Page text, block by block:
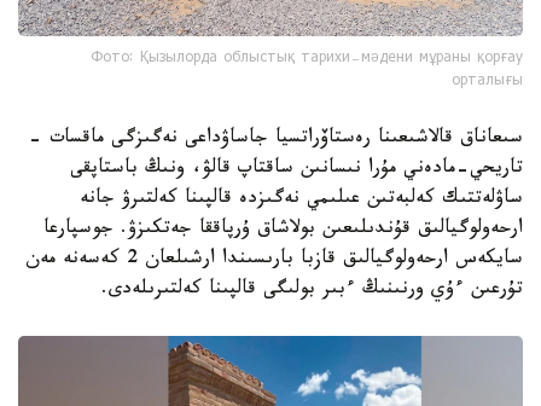
Фото: Қызылорда облыстық тарихи-мәдени мұраны қорғау
орталығы
سىعاناق قالاشىعىنا رەستاۆراتسيا جاساۋداعى نەگىزگى ماقسات -
تاريحي-مادەني مۇرا نىسانىن ساقتاپ قالۋ، ونىڭ باستاپقى
ساۋلەتتىك كەلبەتىن عىلىمي نەگىزدە قالپىنا كەلتىرۋ جانە
ارحەولوگيالىق قۇندىلىعىن بولاشاق ۇرپاققا جەتكىزۋ. جوسپارعا
سايكەس ارحەولوگيالىق قازبا بارىسىندا ارشىلعان 2 كەسەنە مەن
تۇرعىن ءۇي ورنىنىڭ ءبىر بولىگى قالپىنا كەلتىرىلەدى.